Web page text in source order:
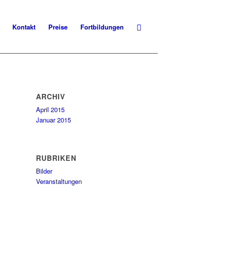
Kontakt Preise Fortbildungen
ARCHIV
April 2015
Januar 2015
RUBRIKEN
Bilder
Veranstaltungen